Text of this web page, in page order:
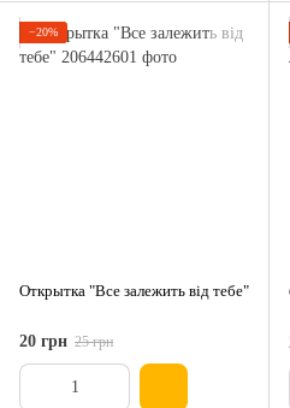
−20%
Открытка "Все залежить від тебе"
20 грн 25 грн